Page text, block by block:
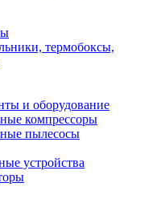
термобоксы,
и оборудование
компрессоры
пылесосы
устройства